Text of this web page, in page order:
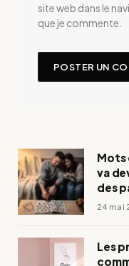
site web dans le
que je commente.
Mots
va
des
24 mai
Les